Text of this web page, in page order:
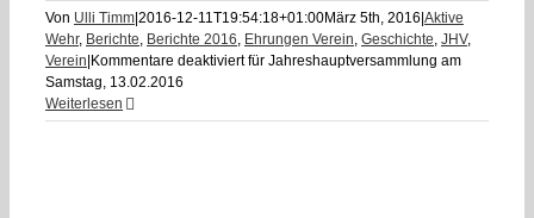
Von Ulli Timm 2016-12-11T19:54:18+01:00März 5th, 2016 Aktive
Wehr, Berichte, Berichte 2016, Ehrungen Verein, Geschichte, JHV,
Verein Kommentare deaktiviertfür Jahreshauptversammlung am
Samstag, 13.02.2016
Weiterlesen